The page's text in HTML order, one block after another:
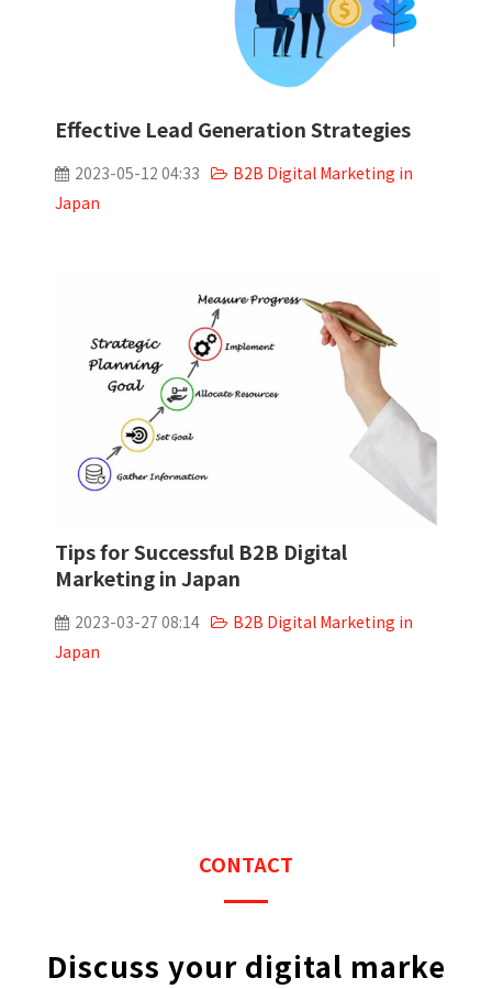
Effective Lead Generation Strategies
2023-05-12 04:33
B2B Digital Marketing in
Japan
Tips for Successful B2B Digital
Marketing in Japan
2023-03-27 08:14
B2B Digital Marketing in
Japan
CONTACT
Discuss your digital marke